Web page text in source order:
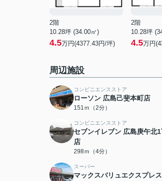
2階
10.28坪 (34.00㎡)
4.5万円(4377.43円/坪)
2階
10.28坪
4.5万円
周辺施設
コンビニエンスストア
ローソン 広島己斐本町店
151ｍ（2分）
コンビニエンスストア
セブンイレブン 広島庚午北1
店
298ｍ（4分）
スーパー
マックスバリュエクスプレ